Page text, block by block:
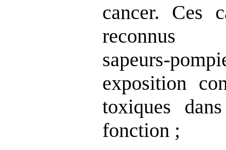
cancer. Ces
exposition
toxiques
fonction ;